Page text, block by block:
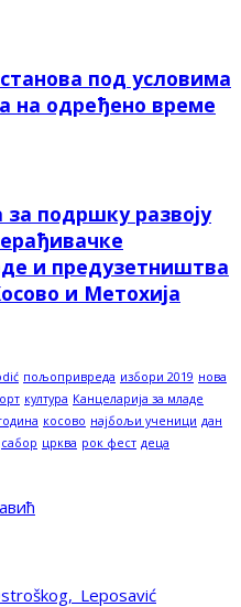
под условима
на одређено време
подршку развоју
и предузетништва
и Метохија
пољопривреда избори 2019 нова
култура Канцеларија за младе
косово најбољи ученици дан
сабор црква рок фест деца